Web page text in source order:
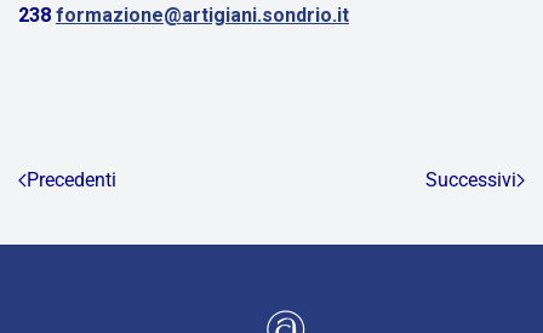
238 formazione@artigiani.sondrio.it
Precedenti Successivi